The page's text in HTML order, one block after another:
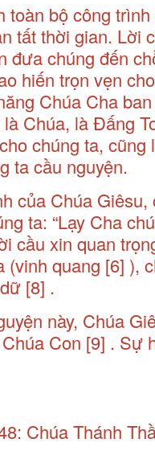
toàn bộ công
tất thời gian. Lời
đưa chúng đến
hiến trọn vẹn
Chúa Cha
Chúa, là Đấng
chúng ta,
ta cầu nguyện.
của Chúa
ta: “Lạy Cha
cầu xin quan
(vinh quang [6] ),
[8] .
này, Chúa
Con [9] . Sự
Chúa Thánh